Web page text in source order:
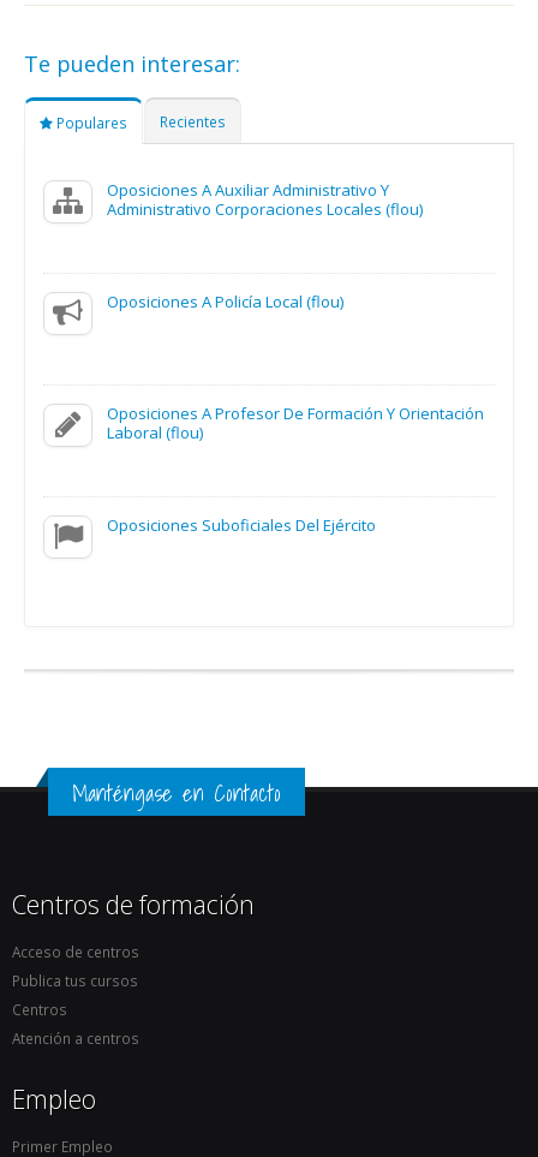
Te pueden interesar:
Populares Recientes
Oposiciones A Auxiliar Administrativo Y
Administrativo Corporaciones Locales (flou)
Oposiciones A Policía Local (flou)
Oposiciones A Profesor De Formación Y Orientación
Laboral (flou)
Oposiciones Suboficiales Del Ejército
Manténgase en Contacto
Centros de formación
Acceso de centros
Publica tus cursos
Centros
Atención a centros
Empleo
Primer Empleo